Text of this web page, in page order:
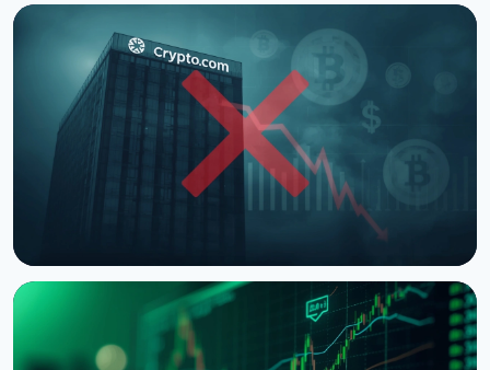
Trump Media разорвала соглашение с Crypto.com
по CRO Treasury